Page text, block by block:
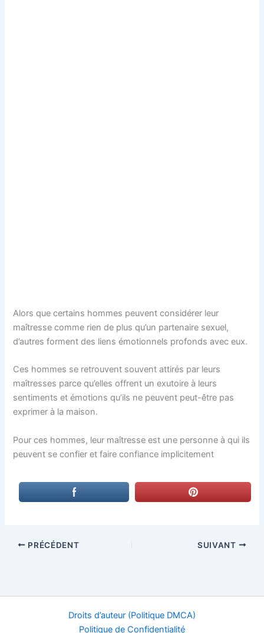
Alors que certains hommes peuvent considérer leur
maîtresse comme rien de plus qu’un partenaire sexuel,
d’autres forment des liens émotionnels profonds avec eux.
Ces hommes se retrouvent souvent attirés par leurs
maîtresses parce qu’elles offrent un exutoire à leurs
sentiments et émotions qu’ils ne peuvent peut-être pas
exprimer à la maison.
Pour ces hommes, leur maîtresse est une personne à qui ils
peuvent se confier et faire confiance implicitement
PRÉCÉDENT SUIVANT
Droits d’auteur (Politique DMCA)
Politique de Confidentialité